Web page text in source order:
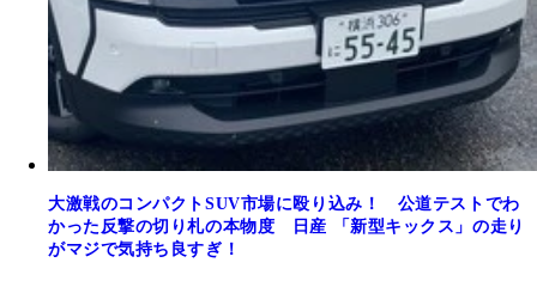
大激戦のコンパクトSUV市場に殴り込み！ 公道テストでわ
かった反撃の切り札の本物度 日産 「新型キックス」の走り
がマジで気持ち良すぎ！